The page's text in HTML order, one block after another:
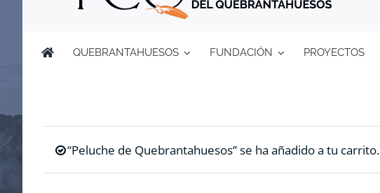
QUEBRANTAHUESOS FUNDACIÓN PROYECTOS
“Peluche de Quebrantahuesos” se ha añadido a tu carrito.